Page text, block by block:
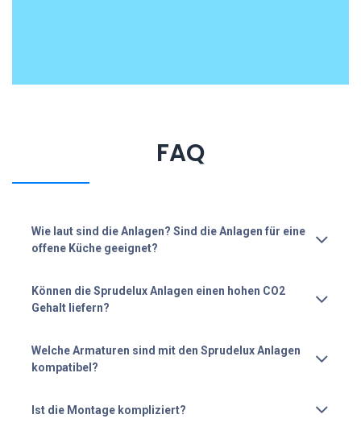
FAQ
Wie laut sind die Anlagen? Sind die Anlagen für eine
offene Küche geeignet?
Können die Sprudelux Anlagen einen hohen CO2
Gehalt liefern?
Welche Armaturen sind mit den Sprudelux Anlagen
kompatibel?